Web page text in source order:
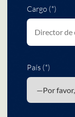
Cargo (*)
País (*)